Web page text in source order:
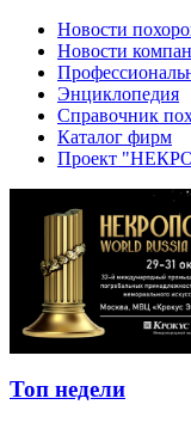
Новости
Новости
Энциклопедия
Справочник
Каталог фирм
Проект
Топ недели